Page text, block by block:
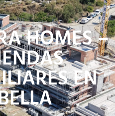
HOMES –
EN